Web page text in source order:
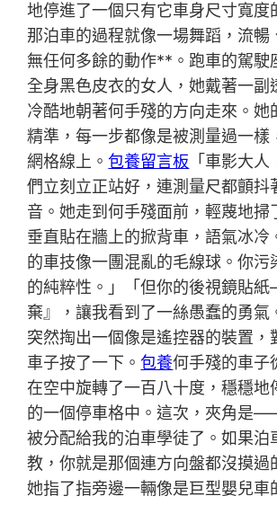
地停進了一個只有它車身尺寸寬度
那泊車的過程就像一場舞蹈，流暢
無任何多餘的動作**。跑車的駕駛
全身黑色皮衣的女人，她戴著一副
冷酷地朝著何手殘的方向走來。她
精準，每一步都像是被測量過一樣
網格線上。包養留言板 「車影大
們立刻立正站好，連測量尺都顫抖
音。她走到何手殘面前，輕蔑地掃
垂直貼在牆上的掀背車，語氣冰冷
的車技像一團混亂的毛線球。你污
的純粹性。」「但你的後視鏡貼
棄』，讓我看到了一絲愚蠢的勇氣
突然掏出一個像是遙控器的裝置，
車子按了一下。包養何手殘的車子
在空中旋轉了一百八十度，穩穩地
的一個停車格中。這次，夾角是
被分配給我的泊車學徒了。如果泊
教，你就是那個連方向盤都沒摸過
她指了指旁邊一輛像是巨型嬰兒車